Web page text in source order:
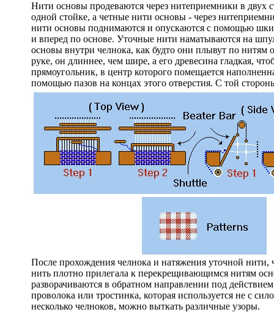
Нити основы продеваются через нитеприемники в двух
одной стойке, а четные нити основы - через
нити основы поднимаются и опускаются с помощью
и вперед по основе. Уточные нити наматываются на
основы внутри челнока, как будто они плывут по
руке, он длиннее, чем шире, а его древесина гладкая,
прямоугольник, в центр которого помещается
помощью пазов на концах этого отверстия. С той
После прохождения челнока и натяжения уточной
нить плотно прилегала к перекрещивающимся нитям
разворачиваются в обратном направлении под
проволока или тростинка, которая используется не с
несколько челноков, можно выткать различные узоры.